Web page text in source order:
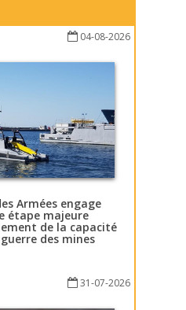
04-08-2026
Armées engage
étape majeure
de la capacité
des mines
31-07-2026